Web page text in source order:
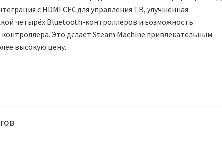
с HDMI CEC для управления ТВ, улучшенная
четырёх Bluetooth-контроллеров и возможность
Это делает Steam Machine привлекательным
высокую цену.